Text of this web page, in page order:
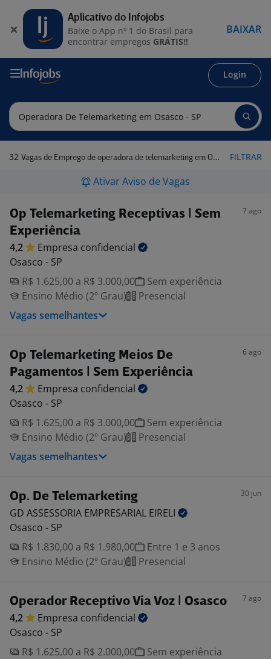
Login
32 Vagas de Emprego de operadora de telemarketing em Osasco - SP FILTRAR
Ativar Aviso de Vagas
Op Telemarketing Receptivas | Sem
Experiência
7 ago
4,2 Empresa confidencial
Osasco - SP
R$ 1.625,00 a R$ 3.000,00
Sem experiência
Ensino Médio (2º Grau)
Presencial
Vagas semelhantes
Op Telemarketing Meios De
Pagamentos | Sem Experiência
6 ago
4,2 Empresa confidencial
Osasco - SP
R$ 1.625,00 a R$ 3.000,00
Sem experiência
Ensino Médio (2º Grau)
Presencial
Vagas semelhantes
Op. De Telemarketing 30 jun
GD ASSESSORIA EMPRESARIAL EIRELI
Osasco - SP
R$ 1.830,00 a R$ 1.980,00
Entre 1 e 3 anos
Ensino Médio (2º Grau)
Presencial
Operador Receptivo Via Voz | Osasco 7 ago
4,2 Empresa confidencial
Osasco - SP
R$ 1.625,00 a R$ 2.000,00
Sem experiência
Aplicativo do Infojobs
Baixe o App nº 1 do Brasil para
encontrar empregos GRÁTIS!!
BAIXAR